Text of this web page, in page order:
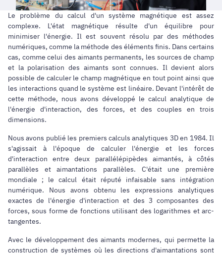
Le problème du calcul d'un système magnétique est assez
complexe. L'état magnétique résulte d'un équilibre pour
minimiser l'énergie. Il est souvent résolu par des méthodes
numériques, comme la méthode des éléments finis. Dans certains
cas, comme celui des aimants permanents, les sources de champ
et la polarisation des aimants sont connues. Il devient alors
possible de calculer le champ magnétique en tout point ainsi que
les interactions quand le système est linéaire. Devant l'intérêt de
cette méthode, nous avons développé le calcul analytique de
l'énergie d'interaction, des forces, et des couples en trois
dimensions.
Nous avons publié les premiers calculs analytiques 3D en 1984. Il
s'agissait à l'époque de calculer l'énergie et les forces
d'interaction entre deux parallélépipèdes aimantés, à côtés
parallèles et aimantations parallèles. C'était une première
mondiale ; le calcul était réputé infaisable sans intégration
numérique. Nous avons obtenu les expressions analytiques
exactes de l'énergie d'interaction et des 3 composantes des
forces, sous forme de fonctions utilisant des logarithmes et arc-
tangentes.
Avec le développement des aimants modernes, qui permette la
construction de systèmes où les directions d'aimantations sont